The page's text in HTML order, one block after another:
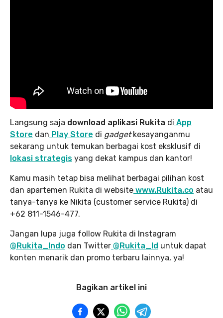
Langsung saja download aplikasi Rukita di App
Store dan Play Store di gadgetkesayanganmu
sekarang untuk temukan berbagai kost eksklusif di
lokasi strategis yang dekat kampus dan kantor!
Kamu masih tetap bisa melihat berbagai pilihan kost
dan apartemen Rukita di website www.Rukita.co atau
tanya-tanya ke Nikita (customer service Rukita) di
+62 811-1546-477.
Jangan lupa juga follow Rukita di Instagram
@Rukita_Indo dan Twitter @Rukita_Id untuk dapat
konten menarik dan promo terbaru lainnya, ya!
Bagikan artikel ini